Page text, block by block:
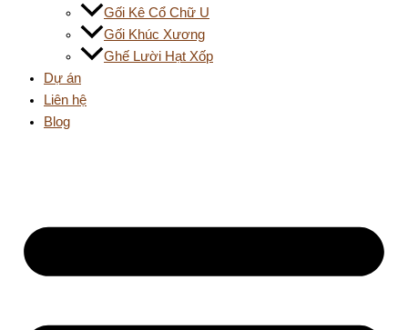
Gối Kê Cổ Chữ U
Gối Khúc Xương
Ghế Lười Hạt Xốp
Dự án
Liên hệ
Blog